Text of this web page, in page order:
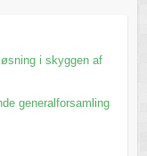
i skyggen af
generalforsamling